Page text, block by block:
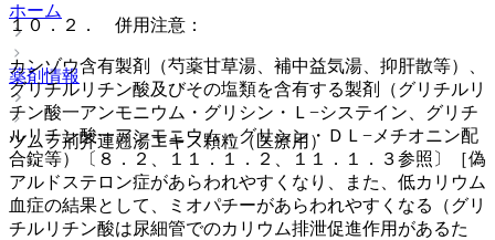
ホーム
薬剤情報
ツムラ荊芥連翹湯エキス顆粒（医療用）
１０．２． 併用注意：
カンゾウ含有製剤（芍薬甘草湯、補中益気湯、抑肝散等）、
グリチルリチン酸及びその塩類を含有する製剤（グリチルリ
チン酸一アンモニウム・グリシン・Ｌ−システイン、グリチ
ルリチン酸一アンモニウム・グリシン・ＤＬ−メチオニン配
合錠等）〔８．２、１１．１．２、１１．１．３参照〕［偽
アルドステロン症があらわれやすくなり、また、低カリウム
血症の結果として、ミオパチーがあらわれやすくなる（グリ
チルリチン酸は尿細管でのカリウム排泄促進作用があるた